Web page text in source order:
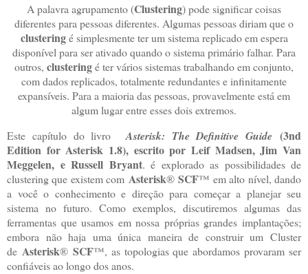
A palavra agrupamento (Clustering) pode significar coisas
diferentes para pessoas diferentes. Algumas pessoas diriam que o
clusteringé simplesmente ter um sistema replicado em espera
disponível para ser ativado quando o sistema primário falhar. Para
outros, clusteringé ter vários sistemas trabalhando em conjunto,
com dados replicados, totalmente redundantes e infinitamente
expansíveis. Para a maioria das pessoas, provavelmente está em
algum lugar entre esses dois extremos.
Este capítulo do livro
Asterisk: The Definitive Guide (3nd
Edition for Asterisk 1.8), escrito por Leif Madsen, Jim Van
Meggelen, e Russell Bryant. é explorado as possibilidades de
clustering que existem com Asterisk®SCF™ em alto nível, dando
a você o conhecimento e direção para começar a planejar seu
sistema no futuro. Como exemplos, discutiremos algumas das
ferramentas que usamos em nossa próprias grandes implantações;
embora não haja uma única maneira de construir um Cluster
de Asterisk® SCF™, as topologias que abordamos provaram ser
confiáveis ao longo dos anos.